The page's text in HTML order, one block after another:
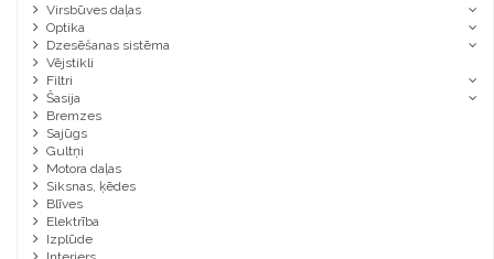
Virsbūves daļas
Optika
Dzesēšanas sistēma
Vējstikli
Filtri
Šasija
Bremzes
Sajūgs
Gultņi
Motora daļas
Siksnas, ķēdes
Blīves
Elektrība
Izplūde